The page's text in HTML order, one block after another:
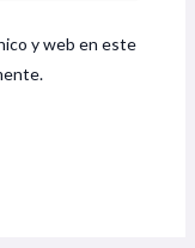
y web en este